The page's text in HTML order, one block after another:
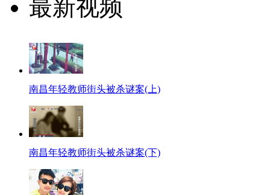
最新视频
南昌年轻教师街头被杀谜案(上)
南昌年轻教师街头被杀谜案(下)